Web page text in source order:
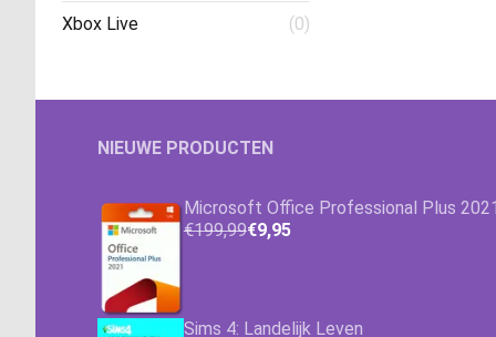
Xbox Live (0)
NIEUWE PRODUCTEN
Microsoft Office Professional Plus 2021
€199,99€9,95
Sims 4: Landelijk Leven